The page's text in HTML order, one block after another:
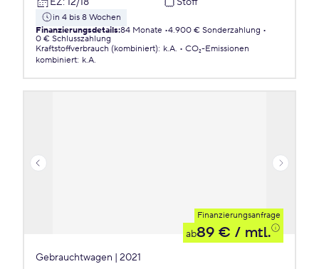
in 4 bis 8 Wochen
Finanzierungsdetails:84 Monate 4.900 € Sonderzahlung
0 € Schlusszahlung
Kraftstoffverbrauch (kombiniert): k.A.
CO₂-Emissionen
kombiniert: k.A.
Finanzierungsanfrage
ab89 € / mtl.
Gebrauchtwagen | 2021